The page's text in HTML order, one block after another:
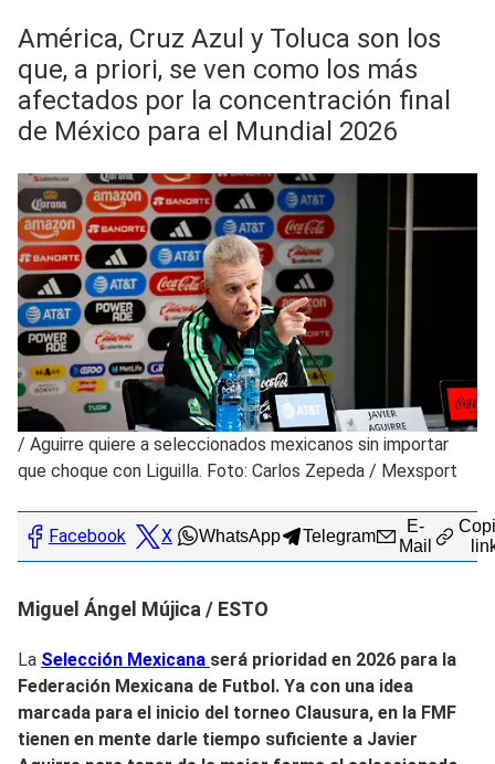
América, Cruz Azul y Toluca son los
que, a priori, se ven como los más
afectados por la concentración final
de México para el Mundial 2026
/ Aguirre quiere a seleccionados mexicanos sin importar
que choque con Liguilla. Foto: Carlos Zepeda / Mexsport
Facebook X WhatsApp Telegram
E-
Mail
Miguel Ángel Mújica / ESTO
La Selección Mexicana será prioridad en 2026 para la
Federación Mexicana de Futbol. Ya con una idea
marcada para el inicio del torneo Clausura, en la FMF
tienen en mente darle tiempo suficiente a Javier